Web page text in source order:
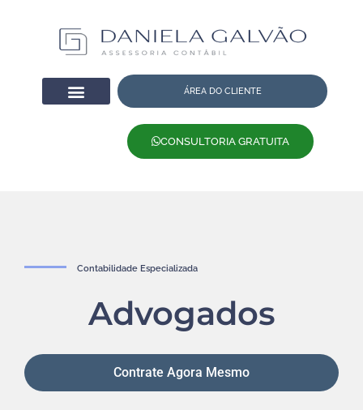
ÁREA DO CLIENTE
CONSULTORIA GRATUITA
Contabilidade Especializada
Advogados
Contrate Agora Mesmo